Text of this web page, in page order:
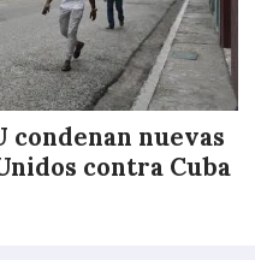
condenan nuevas
contra Cuba